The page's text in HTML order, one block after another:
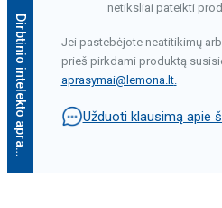
D
i
r
b
t
i
n
i
o
i
n
t
e
l
e
k
t
o
a
p
r
a
š
y
m
a
s
netiksliai pateikti
Jei pastebėjote neatitikimų
prieš pirkdami produktą
aprasymai@lemona.lt.
Užduoti klausimą apie